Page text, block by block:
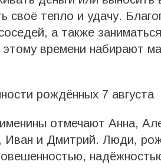
своё тепло и удачу.
а также
этому времени набирают
рождённых 7 августа
отмечают Анна,
и Дмитрий. Люди,